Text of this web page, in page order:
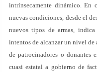
intrínsecamente dinámico. En
nuevas condiciones, desde el
nuevos tipos de armas,
intentos de alcanzar un nivel de
de patrocinadores o donantes
cuasi estatal a gobierno de